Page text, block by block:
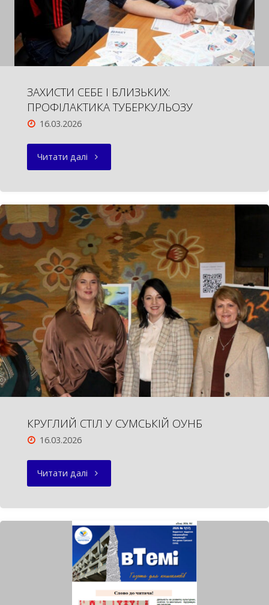
ЗАХИСТИ СЕБЕ І БЛИЗЬКИХ:
ПРОФІЛАКТИКА ТУБЕРКУЛЬОЗУ
16.03.2026
Читати далі "ЗАХИСТИ
І
БЛИЗЬКИХ:
ПРОФІЛАКТИКА
ТУБЕРКУЛЬОЗУ"
КРУГЛИЙ СТІЛ У СУМСЬКІЙ ОУНБ
16.03.2026
Читати далі "КРУГЛИЙ
У
СУМСЬКІЙ
ОУНБ"